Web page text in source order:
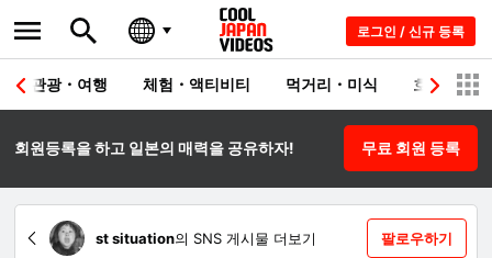
로그인 / 신규 등록
관광・여행 체험・액티비티 먹거리・미식 호텔・료칸
회원등록을 하고 일본의 매력을 공유하자! 무료 회원 등록
st situation의 SNS 게시물 더보기 팔로우하기